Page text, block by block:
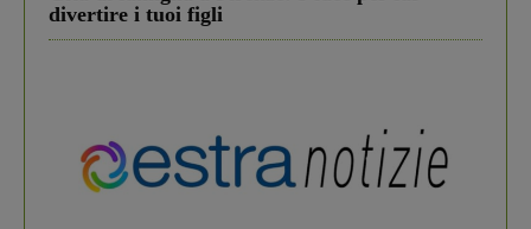
divertire i tuoi figli